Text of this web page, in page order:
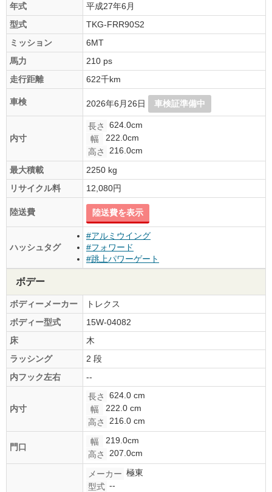
年式
平成27年6月
型式
TKG-FRR90S2
ミッション
6MT
馬力
210 ps
走行距離
622千km
車検 2026年6月26日 車検証準備中
内寸
長さ
624.0cm
幅
222.0cm
高さ
216.0cm
最大積載
2250 kg
リサイクル料
12,080円
陸送費 陸送費を表示
ハッシュタグ
#アルミウイング
#フォワード
#跳上パワーゲート
ボデー
ボディーメーカー
トレクス
ボディー型式
15W-04082
床
木
ラッシング
2 段
内フック左右
--
内寸
長さ
624.0 cm
幅
222.0 cm
高さ
216.0 cm
門口
幅
219.0cm
高さ
207.0cm
メーカー 極東
型式 --